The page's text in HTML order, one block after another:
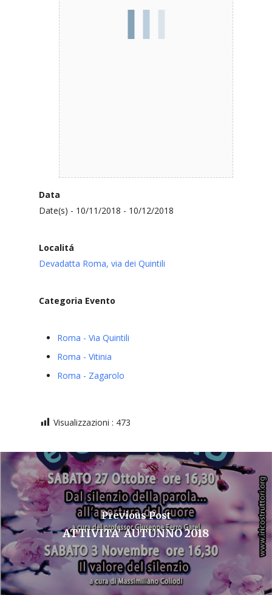
Data
Date(s) - 10/11/2018 - 10/12/2018
Localitá
Devadatta Roma, via dei Quintili
Categoria Evento
Roma - Via Quintili
Roma - Vitinia
Roma - Zagarolo
Visualizzazioni : 473
Previous Post
ATTIVITA' AUTUNNO 2018